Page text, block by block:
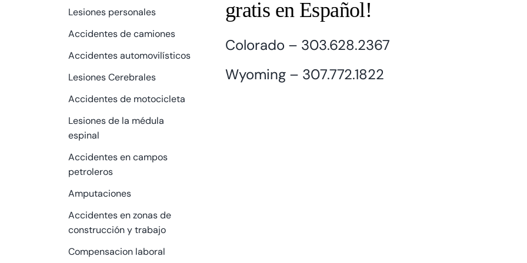
Lesiones personales
Accidentes de camiones
Accidentes automovilísticos
Lesiones Cerebrales
Accidentes de motocicleta
Lesiones de la médula
espinal
Accidentes en campos
petroleros
Amputaciones
Accidentes en zonas de
construcción y trabajo
Compensacion laboral
gratis en Español!
Colorado – 303.628.2367
Wyoming – 307.772.1822